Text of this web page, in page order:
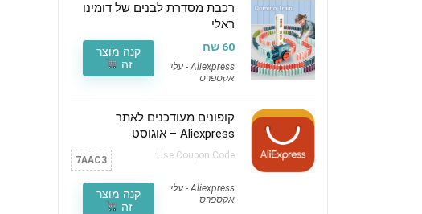
רכבת מסדרת לבנים של דומינו
ראלי
60 שח
Aliexpress - עלי
אקספרס
קנה מוצר
זה
קופונים מעודכנים לאתר
Aliexpress – אוגוסט
Use Coupon Code:
7AAC3
Aliexpress - עלי
אקספרס
קנה מוצר
זה